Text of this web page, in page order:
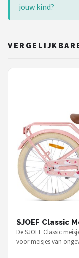
jouw kind?
SJOEF Classic
De SJOEF Classic
voor meisjes van